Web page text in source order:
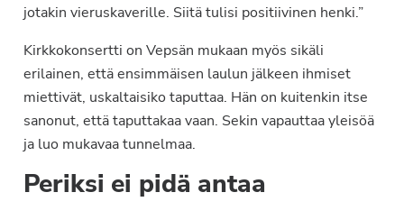
jotakin vieruskaverille. Siitä tulisi positiivinen henki.”
Kirkkokonsertti on Vepsän mukaan myös sikäli
erilainen, että ensimmäisen laulun jälkeen ihmiset
miettivät, uskaltaisiko taputtaa. Hän on kuitenkin itse
sanonut, että taputtakaa vaan. Sekin vapauttaa yleisöä
ja luo mukavaa tunnelmaa.
Periksi ei pidä antaa